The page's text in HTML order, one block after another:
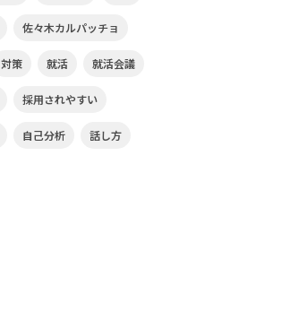
佐々木カルパッチョ
対策 就活 就活会議
採用されやすい
自己分析 話し方